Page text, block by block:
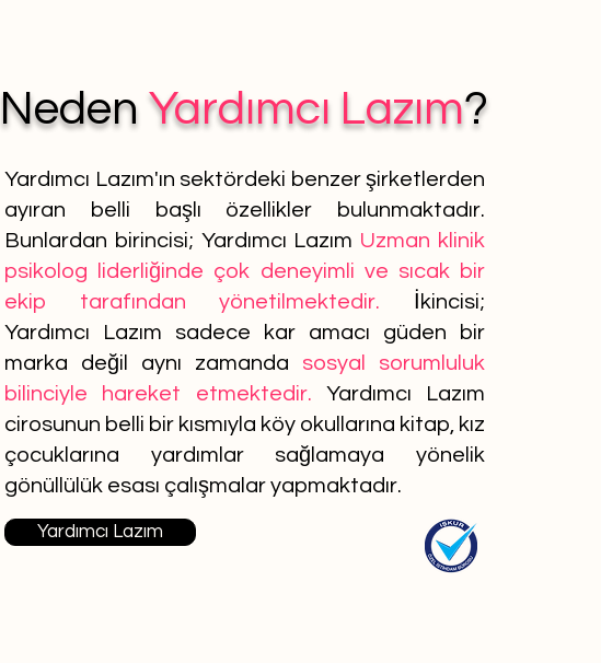
Neden Yardımcı Lazım?
Yardımcı Lazım'ın sektördeki benzer şirketlerden
ayıran belli başlı özellikler bulunmaktadır.
Bunlardan birincisi; Yardımcı Lazım Uzman klinik
psikolog liderliğinde çok deneyimli ve sıcak bir
ekip tarafından yönetilmektedir.
İkincisi;
Yardımcı Lazım sadece kar amacı güden bir
marka değil aynı zamanda sosyal sorumluluk
bilinciyle hareket etmektedir. Yardımcı Lazım
cirosunun belli bir kısmıyla köy okullarına kitap, kız
çocuklarına yardımlar sağlamaya yönelik
gönüllülük esası çalışmalar yapmaktadır.
Yardımcı Lazım